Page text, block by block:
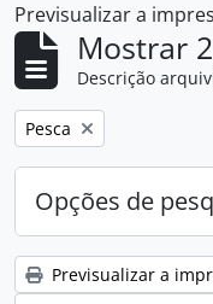
Previsualizar a
Mostrar
Descrição
Remover filtro:
Pesca
Opções de
Previsualizar a